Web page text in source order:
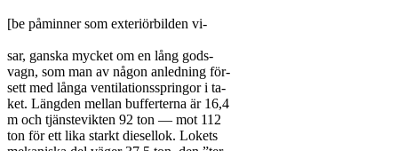
[be påminner som exteriörbilden vi-
sar, ganska mycket om en lång gods-
vagn, som man av någon anledning för-
sett med långa ventilationsspringor i ta-
ket. Längden mellan bufferterna är 16,4
m och tjänstevikten 92 ton — mot 112
ton för ett lika starkt diesellok. Lokets